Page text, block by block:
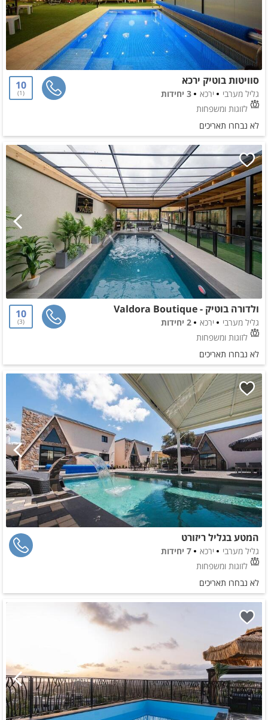
סוויטות בוטיק ירכא
גליל מערבי ירכא
3 יחידות
לזוגות ומשפחות
10
1
לא נבחרו תאריכים
ולדורה בוטיק - Valdora Boutique
גליל מערבי ירכא
2 יחידות
לזוגות ומשפחות
10
3
לא נבחרו תאריכים
המטע בגליל ריזורט
גליל מערבי ירכא
7 יחידות
לזוגות ומשפחות
לא נבחרו תאריכים